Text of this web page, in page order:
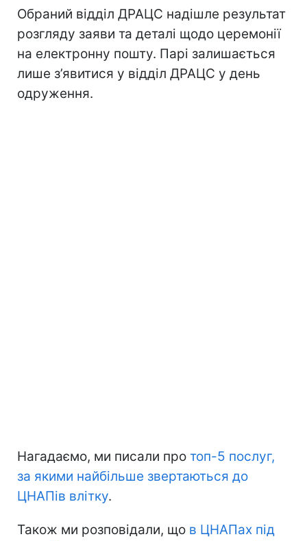
Обраний відділ ДРАЦС надішле результат
розгляду заяви та деталі щодо церемонії
на електронну пошту. Парі залишається
лише з’явитися у відділ ДРАЦС у день
одруження.
Нагадаємо, ми писали про топ-5 послуг,
за якими найбільше звертаються до
ЦНАПів влітку.
Також ми розповідали, що в ЦНАПах під